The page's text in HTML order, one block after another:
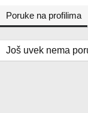
Poruke na profilima
Još uvek nema